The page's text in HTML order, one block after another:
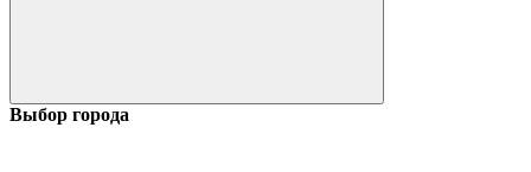
Выбор города